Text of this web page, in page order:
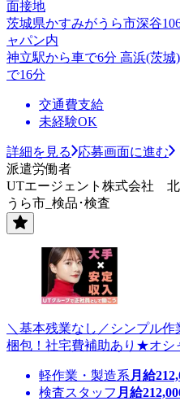
面接地
茨城県かすみがうら市深谷
ャパン内
神立駅から車で6分 高浜(茨
で16分
交通費支給
未経験OK
詳細を見る
応募画面に進む
派遣労働者
UTエージェント株式会社
うら市_検品･検査
＼基本残業なし／シンプル
梱包！社宅費補助あり★オシ
軽作業・製造系 月給
検査スタッフ 月給